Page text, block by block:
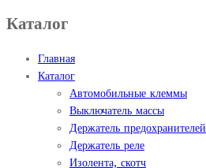
Каталог
Главная
Каталог
Автомобильные клеммы
Выключатель массы
Держатель предохранителей
Держатель реле
Изолента, скотч